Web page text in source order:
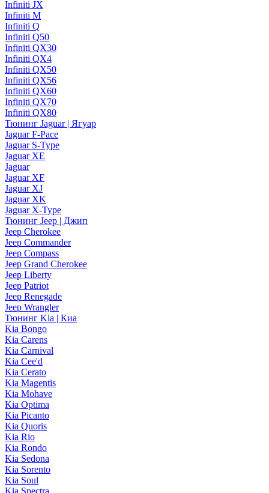
Infiniti JX
Infiniti M
Infiniti Q
Infiniti Q50
Infiniti QX30
Infiniti QX4
Infiniti QX50
Infiniti QX56
Infiniti QX60
Infiniti QX70
Infiniti QX80
Тюнинг Jaguar | Ягуар
Jaguar F-Pace
Jaguar S-Type
Jaguar XE
Jaguar
Jaguar XF
Jaguar XJ
Jaguar XK
Jaguar X-Type
Тюнинг Jeep | Джип
Jeep Cherokee
Jeep Commander
Jeep Compass
Jeep Grand Cherokee
Jeep Liberty
Jeep Patriot
Jeep Renegade
Jeep Wrangler
Тюнинг Kia | Киа
Kia Bongo
Kia Carens
Kia Carnival
Kia Cee'd
Kia Cerato
Kia Magentis
Kia Mohave
Kia Optima
Kia Picanto
Kia Quoris
Kia Rio
Kia Rondo
Kia Sedona
Kia Sorento
Kia Soul
Kia Spectra